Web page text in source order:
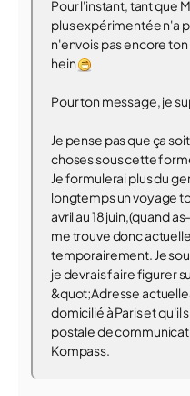
Pour l'instant, tant que
plus expérimentée n'a
n'envois pas encore
hein
Pour ton message, je
Je pense pas que ça
choses sous cette
Je formulerai plus du
longtemps un voyage
avril au 18 juin,(quand
me trouve donc
temporairement. Je
je devrais faire figurer
&quot;Adresse
domicilié à Paris et qu'il
postale de
Kompass.